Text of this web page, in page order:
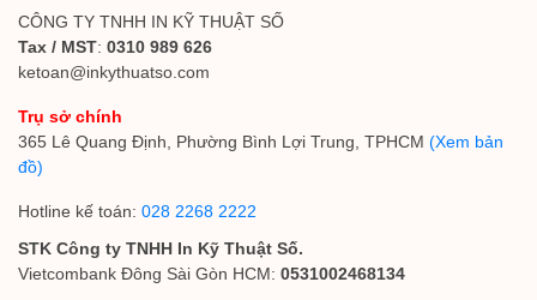
CÔNG TY TNHH IN KỸ THUẬT SỐ
Tax / MST: 0310 989 626
ketoan@inkythuatso.com
Trụ sở chính
365 Lê Quang Định, Phường Bình Lợi Trung, TPHCM (Xem bản
đồ)
Hotline kế toán: 028 2268 2222
STK Công ty TNHH In Kỹ Thuật Số.
Vietcombank Đông Sài Gòn HCM: 0531002468134